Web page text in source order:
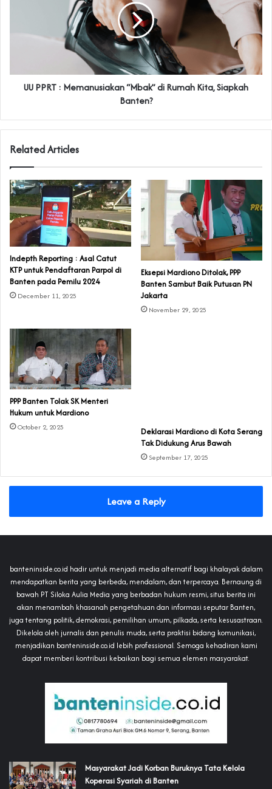
UU PPRT : Memanusiakan “Mbak” di Rumah Kita, Siapkah
Banten?
Related Articles
Indepth Reporting : Asal Catut
KTP untuk Pendaftaran Parpol di
Banten pada Pemilu 2024
December 11, 2025
Eksepsi Mardiono Ditolak, PPP
Banten Sambut Baik Putusan PN
Jakarta
November 29, 2025
PPP Banten Tolak SK Menteri
Hukum untuk Mardiono
October 2, 2025
Deklarasi Mardiono di Kota Serang
Tak Didukung Arus Bawah
September 17, 2025
Leave a Reply
banteninside.co.id hadir untuk menjadi media alternatif bagi khalayak dalam
mendapatkan berita yang berbeda, mendalam, dan terpercaya. Bernaung di
bawah PT Siloka Aulia Media yang berbadan hukum resmi, situs berita ini
akan menambah khasanah pengetahuan dan informasi seputar Banten,
juga tentang politik, demokrasi, pemilihan umum, pilkada, serta kesusastraan.
Dikelola oleh jurnalis dan penulis muda, serta praktisi bidang komunikasi,
menjadikan banteninside.co.id lebih professional. Semoga kehadiran kami
dapat memberi kontribusi kebaikan bagi semua elemen masyarakat.
‎Masyarakat Jadi Korban Buruknya Tata Kelola
Koperasi Syariah di Banten